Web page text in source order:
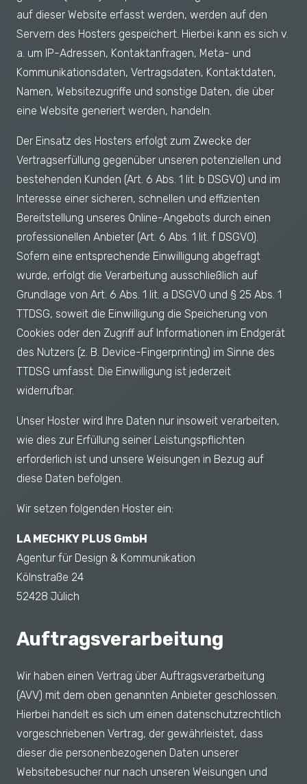
auf dieser Website erfasst werden, werden auf den
Servern des Hosters gespeichert. Hierbei kann es sich v.
a. um IP-Adressen, Kontaktanfragen, Meta- und
Kommunikationsdaten, Vertragsdaten, Kontaktdaten,
Namen, Websitezugriffe und sonstige Daten, die über
eine Website generiert werden, handeln.
Der Einsatz des Hosters erfolgt zum Zwecke der
Vertragserfüllung gegenüber unseren potenziellen und
bestehenden Kunden (Art. 6 Abs. 1 lit. b DSGVO) und im
Interesse einer sicheren, schnellen und effizienten
Bereitstellung unseres Online-Angebots durch einen
professionellen Anbieter (Art. 6 Abs. 1 lit. f DSGVO).
Sofern eine entsprechende Einwilligung abgefragt
wurde, erfolgt die Verarbeitung ausschließlich auf
Grundlage von Art. 6 Abs. 1 lit. a DSGVO und § 25 Abs. 1
TTDSG, soweit die Einwilligung die Speicherung von
Cookies oder den Zugriff auf Informationen im Endgerät
des Nutzers (z. B. Device-Fingerprinting) im Sinne des
TTDSG umfasst. Die Einwilligung ist jederzeit
widerrufbar.
Unser Hoster wird Ihre Daten nur insoweit verarbeiten,
wie dies zur Erfüllung seiner Leistungspflichten
erforderlich ist und unsere Weisungen in Bezug auf
diese Daten befolgen.
Wir setzen folgenden Hoster ein:
LA MECHKY PLUS GmbH
Agentur für Design & Kommunikation
Kölnstraße 24
52428 Jülich
Auftragsverarbeitung
Wir haben einen Vertrag über Auftragsverarbeitung
(AVV) mit dem oben genannten Anbieter geschlossen.
Hierbei handelt es sich um einen datenschutzrechtlich
vorgeschriebenen Vertrag, der gewährleistet, dass
dieser die personenbezogenen Daten unserer
Websitebesucher nur nach unseren Weisungen und